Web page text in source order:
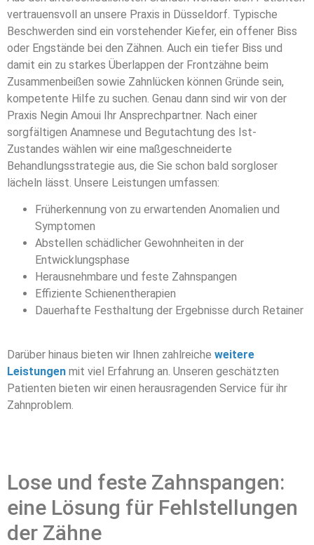
vertrauensvoll an unsere Praxis in Düsseldorf. Typische
Beschwerden sind ein vorstehender Kiefer, ein offener Biss
oder Engstände bei den Zähnen. Auch ein tiefer Biss und
damit ein zu starkes Überlappen der Frontzähne beim
Zusammenbeißen sowie Zahnlücken können Gründe sein,
kompetente Hilfe zu suchen. Genau dann sind wir von der
Praxis Negin Amoui Ihr Ansprechpartner. Nach einer
sorgfältigen Anamnese und Begutachtung des Ist-
Zustandes wählen wir eine maßgeschneiderte
Behandlungsstrategie aus, die Sie schon bald sorgloser
lächeln lässt. Unsere Leistungen umfassen:
Früherkennung von zu erwartenden Anomalien und
Symptomen
Abstellen schädlicher Gewohnheiten in der
Entwicklungsphase
Herausnehmbare und feste Zahnspangen
Effiziente Schienentherapien
Dauerhafte Festhaltung der Ergebnisse durch Retainer
Darüber hinaus bieten wir Ihnen zahlreiche weitere
Leistungen mit viel Erfahrung an. Unseren geschätzten
Patienten bieten wir einen herausragenden Service für ihr
Zahnproblem.
Lose und feste Zahnspangen:
eine Lösung für Fehlstellungen
der Zähne